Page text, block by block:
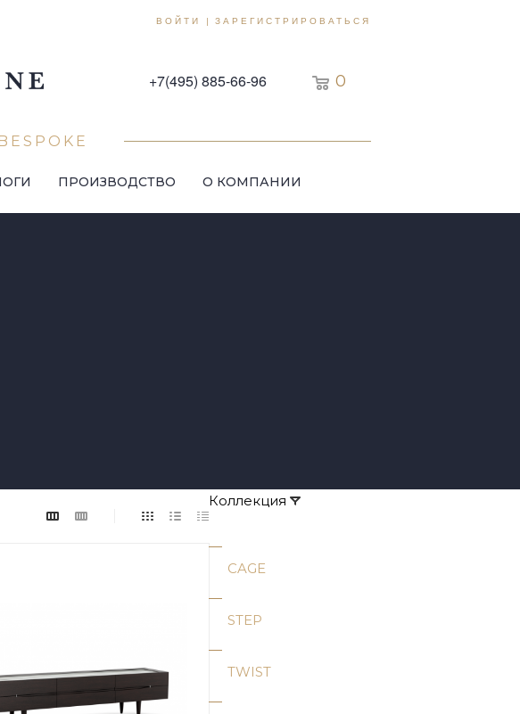
ВОЙТИ | ЗАРЕГИСТРИРОВАТЬСЯ
+7(495) 885-66-96 0
BESPOKE
ПРОИЗВОДСТВО О КОМПАНИИ
Коллекция
CAGE
STEP
TWIST